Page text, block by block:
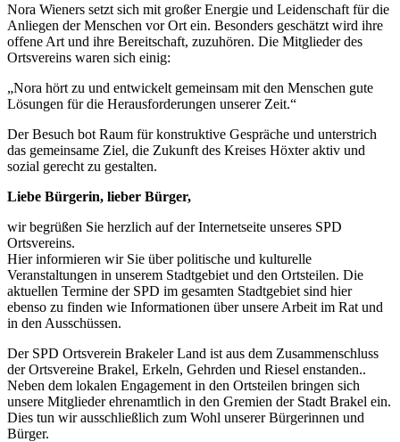
Nora Wieners setzt sich mit großer Energie und Leidenschaft für die
Anliegen der Menschen vor Ort ein. Besonders geschätzt wird ihre
offene Art und ihre Bereitschaft, zuzuhören. Die Mitglieder des
Ortsvereins waren sich einig:
„Nora hört zu und entwickelt gemeinsam mit den Menschen gute
Lösungen für die Herausforderungen unserer Zeit.“
Der Besuch bot Raum für konstruktive Gespräche und unterstrich
das gemeinsame Ziel, die Zukunft des Kreises Höxter aktiv und
sozial gerecht zu gestalten.
Liebe Bürgerin, lieber Bürger,
wir begrüßen Sie herzlich auf der Internetseite unseres SPD
Ortsvereins.
Hier informieren wir Sie über politische und kulturelle
Veranstaltungen in unserem Stadtgebiet und den Ortsteilen. Die
aktuellen Termine der SPD im gesamten Stadtgebiet sind hier
ebenso zu finden wie Informationen über unsere Arbeit im Rat und
in den Ausschüssen.
Der SPD Ortsverein Brakeler Land ist aus dem Zusammenschluss
der Ortsvereine Brakel, Erkeln, Gehrden und Riesel enstanden..
Neben dem lokalen Engagement in den Ortsteilen bringen sich
unsere Mitglieder ehrenamtlich in den Gremien der Stadt Brakel ein.
Dies tun wir ausschließlich zum Wohl unserer Bürgerinnen und
Bürger.